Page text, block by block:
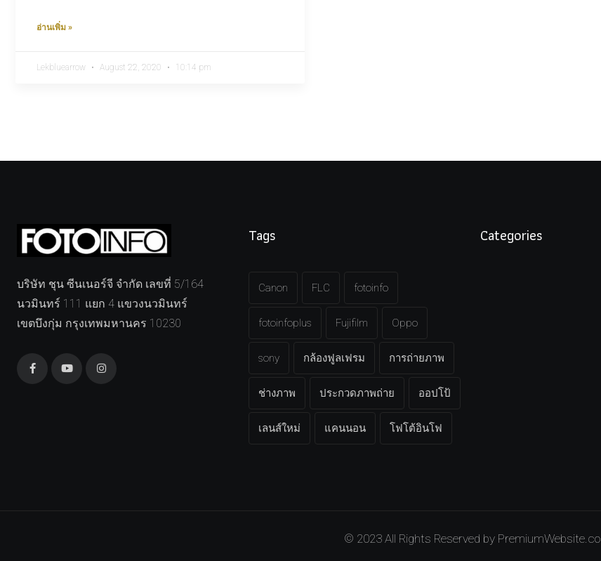
อ่านเพิ่ม »
Lekbluearrow August 22, 2020 10:14 pm
บริษัท ชุน ซีนเนอร์จี จำกัด เลขที่ 5/164
นวมินทร์ 111 แยก 4 แขวงนวมินทร์
เขตบึงกุ่ม กรุงเทพมหานคร 10230
Tags
Canon FLC fotoinfo
fotoinfoplus Fujifilm Oppo
sony กล้องฟูลเฟรม การถ่ายภาพ
ช่างภาพ ประกวดภาพถ่าย ออปโป้
เลนส์ใหม่ แคนนอน โฟโต้อินโฟ
Categories
© 2023 All Rights Reserved by PremiumWebsite.co